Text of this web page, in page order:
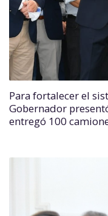
Para fortalecer el
Gobernador
entregó 100